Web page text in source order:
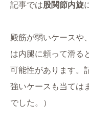
記事では股関節内旋
殿筋が弱いケースや
は内腿に頼って滑る
可能性があります。
強いケースも当ては
でした。）